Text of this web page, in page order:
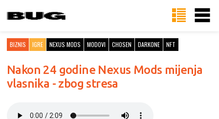
BIZNIS IGRE NEXUS MODS MODOVI CHOSEN DARK0NE NFT
Nakon 24 godine Nexus Mods mijenja
vlasnika - zbog stresa